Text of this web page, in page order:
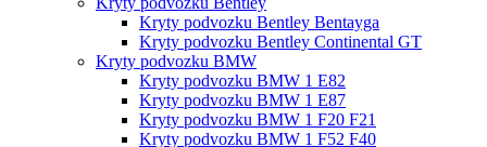
Kryty podvozku Bentley Bentayga
Kryty podvozku Bentley Continental GT
Kryty podvozku BMW
Kryty podvozku BMW 1 E82
Kryty podvozku BMW 1 E87
Kryty podvozku BMW 1 F20 F21
Kryty podvozku BMW 1 F52 F40